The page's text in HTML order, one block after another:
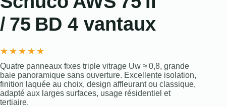
/ 75 BD 4 vantaux
★ ★ ★ ★ ★
Quatre panneaux fixes triple vitrage Uw ≈ 0,8, grande
baie panoramique sans ouverture. Excellente isolation,
finition laquée au choix, design affleurant ou classique,
adapté aux larges surfaces, usage résidentiel et
tertiaire.